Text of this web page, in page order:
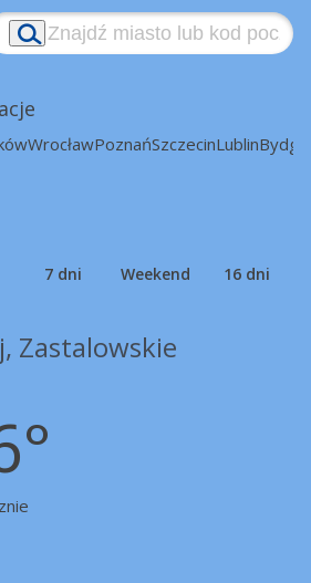
WrocławPoznańSzczecinLublin
7 dni Weekend 16 dni
Zastalowskie